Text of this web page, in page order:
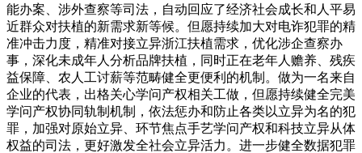
能办案、涉外查察等司法，自动回应了经济社会成长和人平易
近群众对扶植的新需求新等候。但愿持续加大对电诈犯罪的精
准冲击力度，精准对接立异浙江扶植需求，优化涉企查察办
事，深化未成年人分析品牌扶植，同时正在老年人赡养、残疾
益保障、农人工讨薪等范畴健全更便利的机制。做为一名来自
企业的代表，出格关心学问产权相关工做，但愿持续健全完美
学问产权协同轨制机制，依法惩办和防止各类以立异为名的犯
罪，加强对原始立异、环节焦点手艺学问产权和科技立异从体
权益的司法，更好激发全社会立异活力。进一步健全数据犯罪